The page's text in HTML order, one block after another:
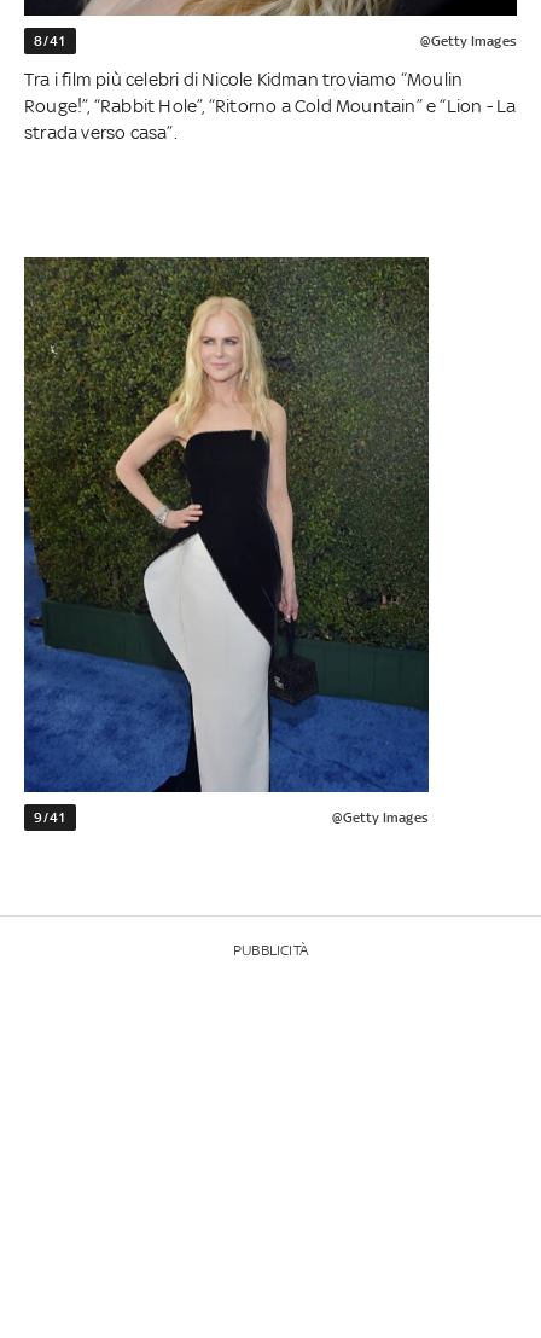
8/41 @Getty Images
Tra i film più celebri di Nicole Kidman troviamo “Moulin
Rouge!”, “Rabbit Hole”, “Ritorno a Cold Mountain” e “Lion - La
strada verso casa”.
9/41 @Getty Images
PUBBLICITÀ